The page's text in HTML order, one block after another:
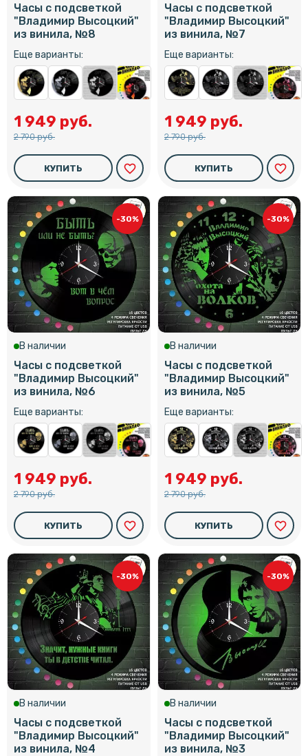
Часы с подсветкой
"Владимир Высоцкий"
из винила, №8
Еще варианты:
1 949 руб.
2 790 руб.
КУПИТЬ favorite_border
Часы с подсветкой
"Владимир Высоцкий"
из винила, №7
Еще варианты:
1 949 руб.
2 790 руб.
КУПИТЬ favorite_border
-30%
В наличии
Часы с подсветкой
"Владимир Высоцкий"
из винила, №6
Еще варианты:
1 949 руб.
2 790 руб.
КУПИТЬ favorite_border
-30%
В наличии
Часы с подсветкой
"Владимир Высоцкий"
из винила, №5
Еще варианты:
1 949 руб.
2 790 руб.
КУПИТЬ favorite_border
-30%
В наличии
Часы с подсветкой
"Владимир Высоцкий"
из винила, №4
-30%
В наличии
Часы с подсветкой
"Владимир Высоцкий"
из винила, №3